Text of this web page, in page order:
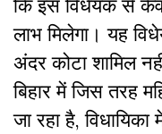
कि इस विधेयक से
लाभ मिलेगा। यह
अंदर कोटा शामिल
बिहार में जिस तरह
जा रहा है,